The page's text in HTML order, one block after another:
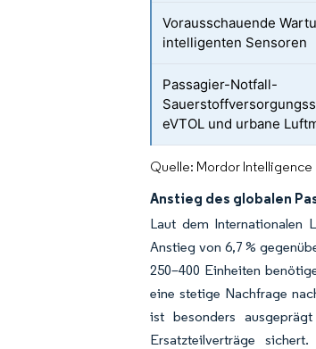
Vorausschauende
intelligenten Sensoren
Passagier-Notfall-
eVTOL und urbane
Quelle: Mordor Intelligence
Anstieg des globalen
Laut dem Internationalen
Anstieg von 6,7 %
250–400 Einheiten
eine stetige Nachfrage
ist besonders
Ersatzteilverträge